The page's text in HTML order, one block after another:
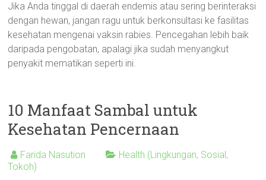
Jika Anda tinggal di daerah endemis atau sering berinteraksi
dengan hewan, jangan ragu untuk berkonsultasi ke fasilitas
kesehatan mengenai vaksin rabies. Pencegahan lebih baik
daripada pengobatan, apalagi jika sudah menyangkut
penyakit mematikan seperti ini.
10 Manfaat Sambal untuk
Kesehatan Pencernaan
Farida Nasution
Health (Lingkungan, Sosial,
Tokoh)